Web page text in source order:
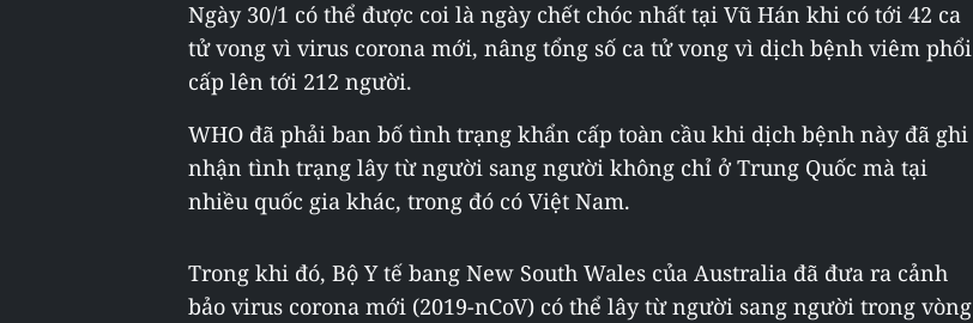
Ngày 30/1 có thể được coi là ngày chết chóc nhất tại Vũ Hán khi có tới 42 ca
tử vong vì virus corona mới, nâng tổng số ca tử vong vì dịch bệnh viêm phổi
cấp lên tới 212 người.
WHO đã phải ban bố tình trạng khẩn cấp toàn cầu khi dịch bệnh này đã ghi
nhận tình trạng lây từ người sang người không chỉ ở Trung Quốc mà tại
nhiều quốc gia khác, trong đó có Việt Nam.
Trong khi đó, Bộ Y tế bang New South Wales của Australia đã đưa ra cảnh
bảo virus corona mới (2019-nCoV) có thể lây từ người sang người trong vòng